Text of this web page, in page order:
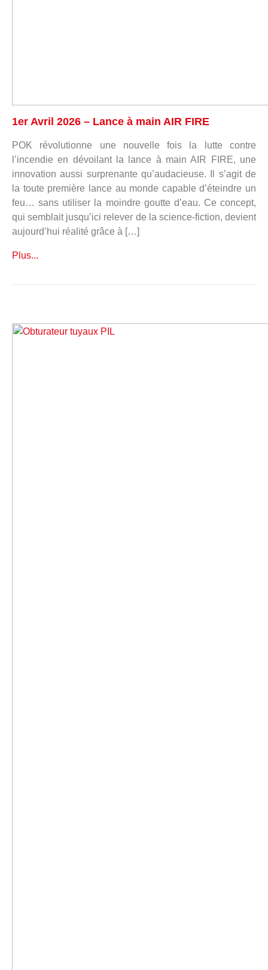
1er Avril 2026 – Lance à main AIR FIRE
POK révolutionne une nouvelle fois la lutte contre
l’incendie en dévoilant la lance à main AIR FIRE, une
innovation aussi surprenante qu’audacieuse. Il s’agit de
la toute première lance au monde capable d’éteindre un
feu… sans utiliser la moindre goutte d’eau. Ce concept,
qui semblait jusqu’ici relever de la science‑fiction, devient
aujourd’hui réalité grâce à […]
Plus...